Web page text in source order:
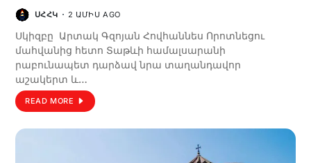
ՍՀՀԿ 2 ԱՄԻՍ AGO
Սկիզբը Արտակ Գզոյան Հովհաննես Որոտնեցու
մահվանից հետո Տաթևի համալսարանի
րաբունապետ դարձավ նրա տաղանդավոր
աշակերտ և…
READ MORE